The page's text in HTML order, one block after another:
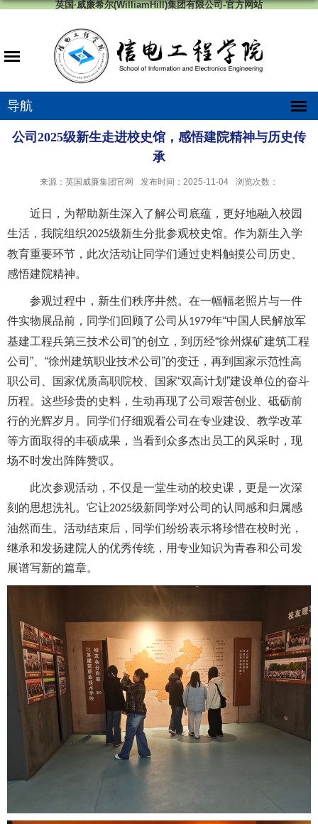
英国·威廉希尔(WilliamHill)集团有限公司-官方网站
导航
公司2025级新生走进校史馆，感悟建院精神与历史传
承
来源：英国威廉集团官网 发布时间：2025-11-04 浏览次数：
近日，为帮助新生深入了解公司底蕴， 更好地融入校园
生活， 我院组织2025级新生分批参观校史馆。作为新生入学
教育重要环节， 此次活动让同学们通过史料触摸公司历史、
感悟建院精神。
参观过程中，新生们秩序井然。在一幅幅老照片与一件
件实物展品前，同学们回顾了公司从1979年“中国人民解放军
基建工程兵第三技术公司”的创立，到历经“徐州煤矿建筑工程
公司”、“徐州建筑职业技术公司”的变迁，再到国家示范性高
职公司、国家优质高职院校、国家“双高计划”建设单位的奋斗
历程。这些珍贵的史料，生动再现了公司艰苦创业、砥砺前
行的光辉岁月。同学们仔细观看公司在专业建设、教学改革
等方面取得的丰硕成果，当看到众多杰出员工的风采时，现
场不时发出阵阵赞叹。
此次参观活动，不仅是一堂生动的校史课，更是一次深
刻的思想洗礼。它让2025级新同学对公司的认同感和归属感
油然而生。活动结束后，同学们纷纷表示将珍惜在校时光，
继承和发扬建院人的优秀传统，用专业知识为青春和公司发
展谱写新的篇章。